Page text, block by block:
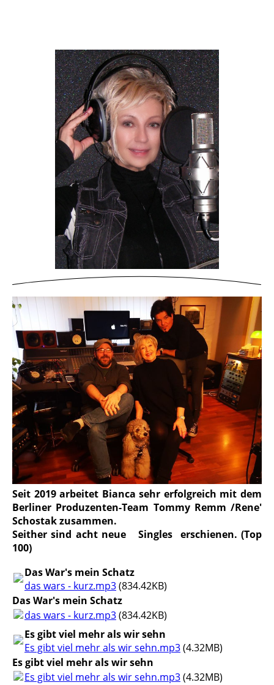
Seit 2019 arbeitet Bianca sehr erfolgreich mit dem
Berliner Produzenten-Team Tommy Remm /Rene'
Schostak zusammen.
Seither sind acht neue Singles erschienen. (Top
100)
Das War's mein Schatz
das wars - kurz.mp3(834.42KB)
Das War's mein Schatz
das wars - kurz.mp3(834.42KB)
Es gibt viel mehr als wir sehn
Es gibt viel mehr als wir sehn.mp3(4.32MB)
Es gibt viel mehr als wir sehn
Es gibt viel mehr als wir sehn.mp3(4.32MB)